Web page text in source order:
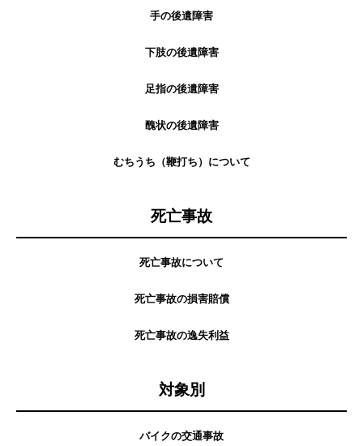
手の後遺障害
下肢の後遺障害
足指の後遺障害
醜状の後遺障害
むちうち（鞭打ち）について
死亡事故
死亡事故について
死亡事故の損害賠償
死亡事故の逸失利益
対象別
バイクの交通事故